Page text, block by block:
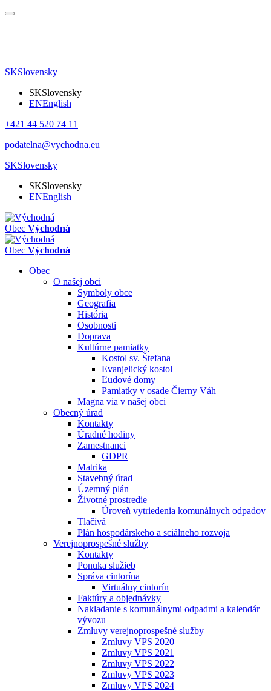
SKSlovensky
SKSlovensky
ENEnglish
+421 44 520 74 11
podatelna@vychodna.eu
SKSlovensky
SKSlovensky
ENEnglish
Obec Východná
Obec Východná
Obec
O našej obci
Symboly obce
Geografia
História
Osobnosti
Doprava
Kultúrne pamiatky
Kostol sv. Štefana
Evanjelický kostol
Ľudové domy
Pamiatky v osade Čierny Váh
Magna via v našej obci
Obecný úrad
Kontakty
Úradné hodiny
Zamestnanci
GDPR
Matrika
Stavebný úrad
Územný plán
Životné prostredie
Úroveň vytriedenia komunálnych odpadov
Tlačivá
Plán hospodárskeho a sciálneho rozvoja
Verejnoprospešné služby
Kontakty
Ponuka služieb
Správa cintorína
Virtuálny cintorín
Faktúry a objednávky
Nakladanie s komunálnymi odpadmi a kalendár
vývozu
Zmluvy verejnoprospešné služby
Zmluvy VPS 2020
Zmluvy VPS 2021
Zmluvy VPS 2022
Zmluvy VPS 2023
Zmluvy VPS 2024